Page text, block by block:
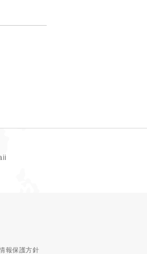
報保護方針